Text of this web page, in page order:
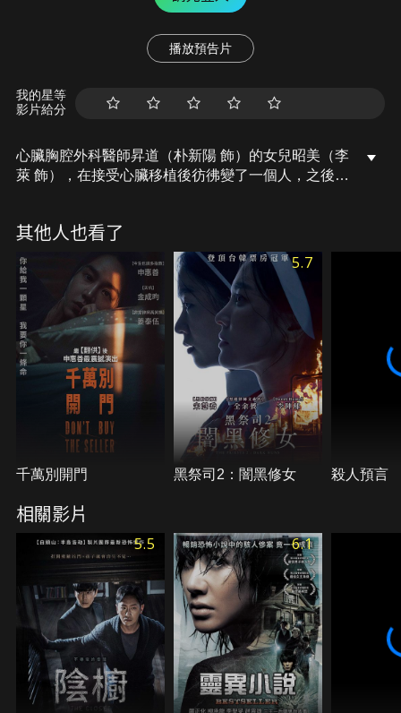
播放預告片
我的星等
影片給分
心臟胸腔外科醫師昇道（朴新陽 飾）的女兒昭美（李
萊 飾），在接受心臟移植後彷彿變了一個人，之後更
驅魔儀式的神父海信（李暋起 飾），在死去少女的心
臟中發現了恐怖的存在……！
其他人也看了
千萬別開門
5.7
黑祭司2：闇黑修女 殺人預言
相關影片
5.5 6.1